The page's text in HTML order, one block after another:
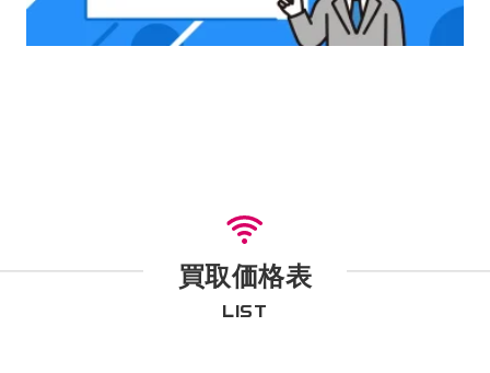
買取価格表
LIST